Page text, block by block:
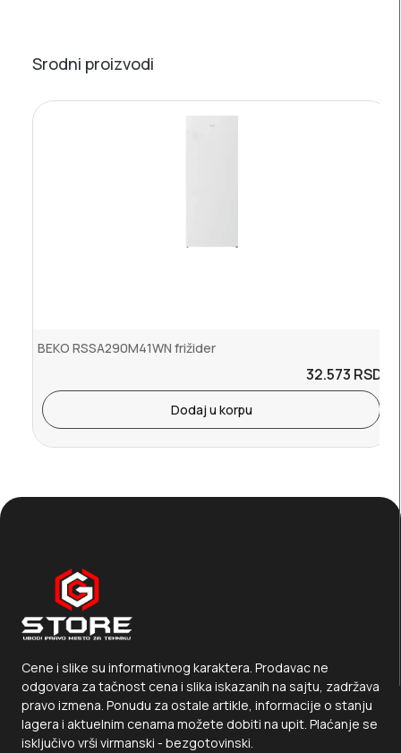
Srodni proizvodi
BEKO RSSA290M41WN frižider
32.573 RSD.
Dodaj u korpu
Cene i slike su informativnog karaktera. Prodavac ne
odgovara za tačnost cena i slika iskazanih na sajtu, zadržava
pravo izmena. Ponudu za ostale artikle, informacije o stanju
lagera i aktuelnim cenama možete dobiti na upit. Plaćanje se
isključivo vrši virmanski - bezgotovinski.